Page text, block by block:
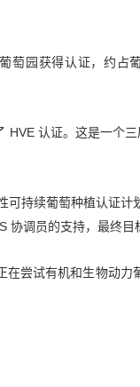
萄园获得认证，约占
HVE 认证。这是一个
可持续葡萄种植认证
协调员的支持，最终目
在尝试有机和生物动力